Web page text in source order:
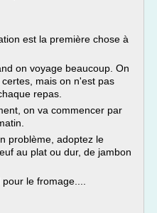
est la première chose à
on voyage beaucoup. On
mais on n'est pas
repas.
on va commencer par
problème, adoptez le
au plat ou dur, de jambon
le fromage....